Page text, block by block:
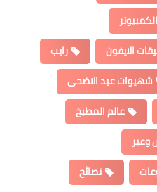
الايفون
رايب
شهيوات عيد الاضحى
عالم المطبخ
نصائح